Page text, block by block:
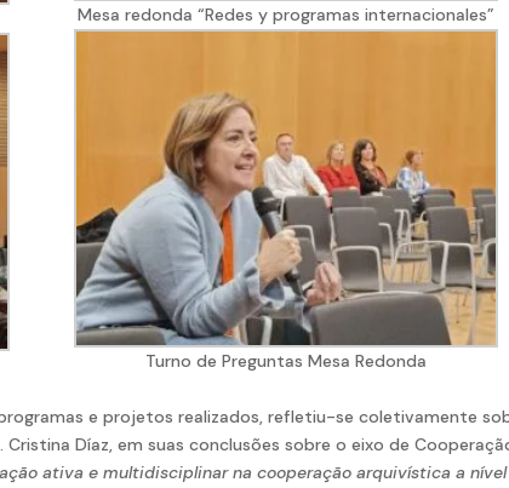
Mesa redonda “Redes y programas internacionales”
Turno de Preguntas Mesa Redonda
e projetos realizados, refletiu-se coletivamente
Díaz, em suas conclusões sobre o eixo de
ativa e multidisciplinarna cooperação arquivística a nível